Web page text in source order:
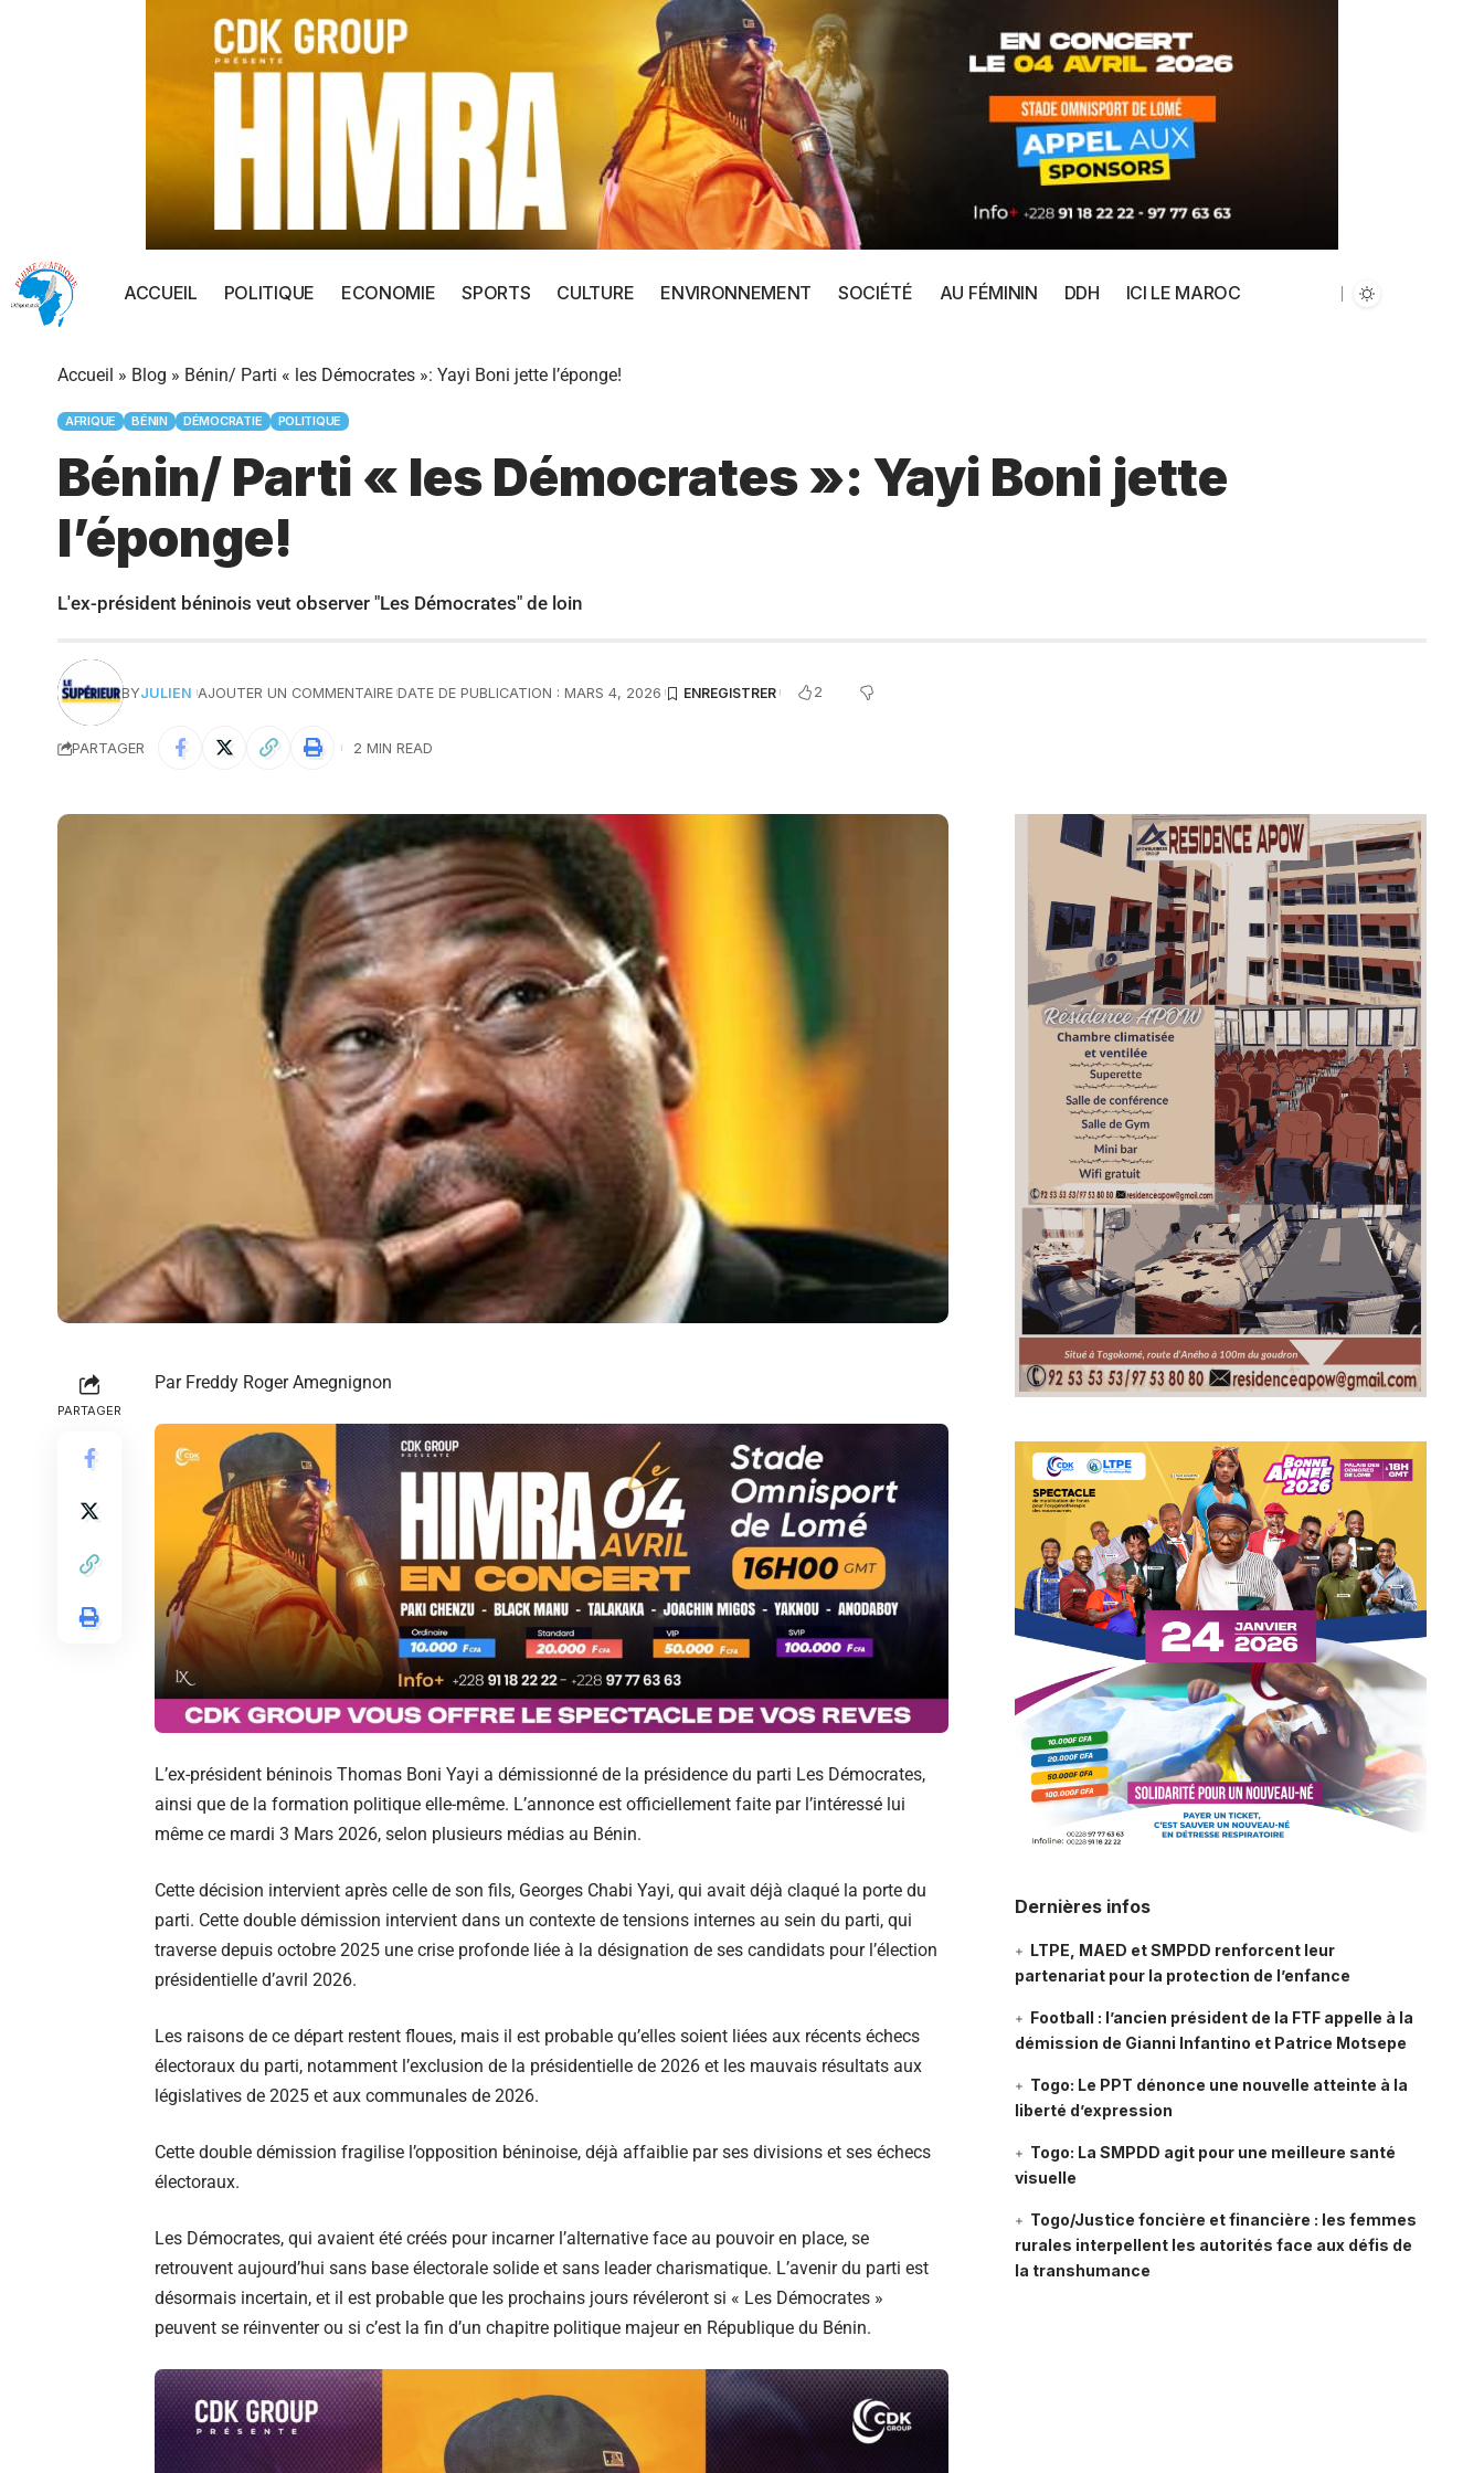
ACCUEIL POLITIQUE ECONOMIE SPORTS CULTURE ENVIRONNEMENT SOCIÉTÉ AU FÉMININ DDH ICI LE MAROC
Accueil » Blog » Bénin/ Parti « les Démocrates »: Yayi Boni jette l’éponge!
AFRIQUE BÉNIN DÉMOCRATIE POLITIQUE
Bénin/ Parti « les Démocrates »: Yayi Boni jette
l’éponge!
L'ex-président béninois veut observer "Les Démocrates" de loin
BYJULIEN AJOUTER UN COMMENTAIRE DATE DE PUBLICATION : MARS 4, 2026 2
PARTAGER 2 MIN READ
PARTAGER
Par Freddy Roger Amegnignon
L’ex-président béninois Thomas Boni Yayi a démissionné de la présidence du parti Les Démocrates,
ainsi que de la formation politique elle-même. L’annonce est officiellement faite par l’intéressé lui
même ce mardi 3 Mars 2026, selon plusieurs médias au Bénin.
Cette décision intervient après celle de son fils, Georges Chabi Yayi, qui avait déjà claqué la porte du
parti. Cette double démission intervient dans un contexte de tensions internes au sein du parti, qui
traverse depuis octobre 2025 une crise profonde liée à la désignation de ses candidats pour l’élection
présidentielle d’avril 2026.
Les raisons de ce départ restent floues, mais il est probable qu’elles soient liées aux récents échecs
électoraux du parti, notamment l’exclusion de la présidentielle de 2026 et les mauvais résultats aux
législatives de 2025 et aux communales de 2026.
Cette double démission fragilise l’opposition béninoise, déjà affaiblie par ses divisions et ses échecs
électoraux.
Les Démocrates, qui avaient été créés pour incarner l’alternative face au pouvoir en place, se
retrouvent aujourd’hui sans base électorale solide et sans leader charismatique. L’avenir du parti est
désormais incertain, et il est probable que les prochains jours révéleront si « Les Démocrates »
peuvent se réinventer ou si c’est la fin d’un chapitre politique majeur en République du Bénin.
Dernières infos
LTPE, MAED et SMPDD renforcent leur
partenariat pour la protection de l’enfance
Football : l’ancien président de la FTF appelle à la
démission de Gianni Infantino et Patrice Motsepe
Togo: Le PPT dénonce une nouvelle atteinte à la
liberté d’expression
Togo: La SMPDD agit pour une meilleure santé
visuelle
Togo/Justice foncière et financière : les femmes
rurales interpellent les autorités face aux défis de
la transhumance